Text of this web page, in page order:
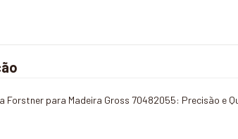
Forstner para Madeira Gross 70482055: Precisão e